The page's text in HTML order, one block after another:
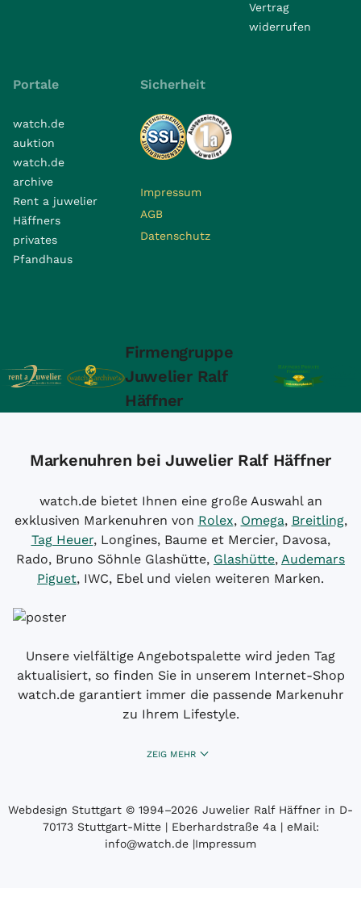
Vertrag
widerrufen
Portale
watch.de
auktion
watch.de
archive
Rent a juwelier
Häffners
privates
Pfandhaus
Sicherheit
Impressum
AGB
Datenschutz
Firmengruppe
Juwelier Ralf
Häffner
Markenuhren bei Juwelier Ralf Häffner
watch.de bietet Ihnen eine große Auswahl an
exklusiven Markenuhren von Rolex, Omega, Breitling,
Tag Heuer, Longines, Baume et Mercier, Davosa,
Rado, Bruno Söhnle Glashütte, Glashütte, Audemars
Piguet, IWC, Ebel und vielen weiteren Marken.
Unsere vielfältige Angebotspalette wird jeden Tag
aktualisiert, so finden Sie in unserem Internet-Shop
watch.de garantiert immer die passende Markenuhr
zu Ihrem Lifestyle.
ZEIG MEHR
Webdesign Stuttgart © 1994­–2026 Juwelier Ralf Häffner in D-
70173 Stuttgart-Mitte | Eberhardstraße 4a | eMail:
info@watch.de |Impressum